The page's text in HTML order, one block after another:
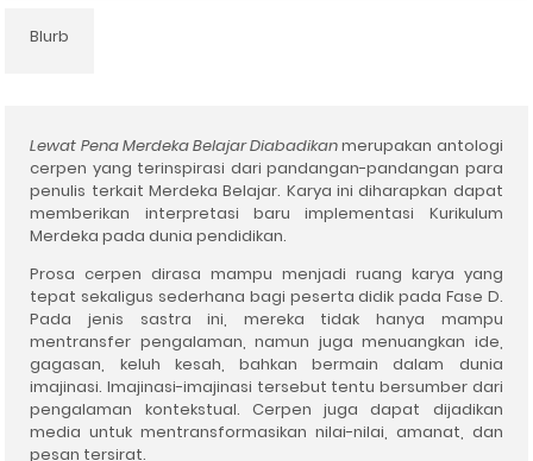
Blurb
Lewat Pena Merdeka Belajar Diabadikanmerupakan antologi
cerpen yang terinspirasi dari pandangan-pandangan para
penulis terkait Merdeka Belajar. Karya ini diharapkan dapat
memberikan interpretasi baru implementasi Kurikulum
Merdeka pada dunia pendidikan.
Prosa cerpen dirasa mampu menjadi ruang karya yang
tepat sekaligus sederhana bagi peserta didik pada Fase D.
Pada jenis sastra ini, mereka tidak hanya mampu
mentransfer pengalaman, namun juga menuangkan ide,
gagasan, keluh kesah, bahkan bermain dalam dunia
imajinasi. Imajinasi-imajinasi tersebut tentu bersumber dari
pengalaman kontekstual. Cerpen juga dapat dijadikan
media untuk mentransformasikan nilai-nilai, amanat, dan
pesan tersirat.